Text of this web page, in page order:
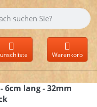
Suchbegriff ein.
Warenkorb
6cm lang - 32mm